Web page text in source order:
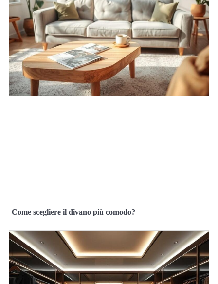
Come scegliere il divano più comodo?